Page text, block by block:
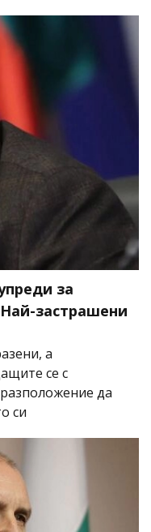
за
застрашени
а
се с
да
си